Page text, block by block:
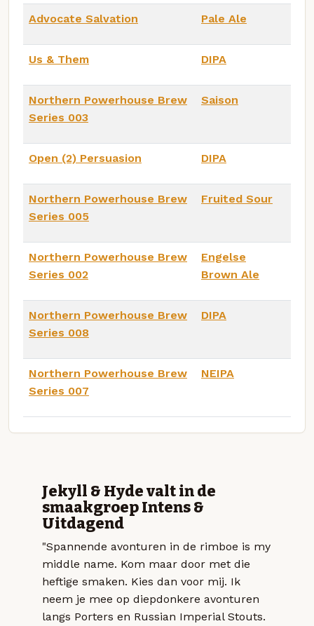
Advocate Salvation Pale Ale
Us & Them DIPA
Northern Powerhouse Brew
Series 003
Saison
Open (2) Persuasion DIPA
Northern Powerhouse Brew
Series 005
Fruited Sour
Northern Powerhouse Brew
Series 002
Engelse
Brown Ale
Northern Powerhouse Brew
Series 008
DIPA
Northern Powerhouse Brew
Series 007
NEIPA
Jekyll & Hyde valt in de
smaakgroep Intens &
Uitdagend
"Spannende avonturen in de rimboe is my
middle name. Kom maar door met die
heftige smaken. Kies dan voor mij. Ik
neem je mee op diepdonkere avonturen
langs Porters en Russian Imperial Stouts.